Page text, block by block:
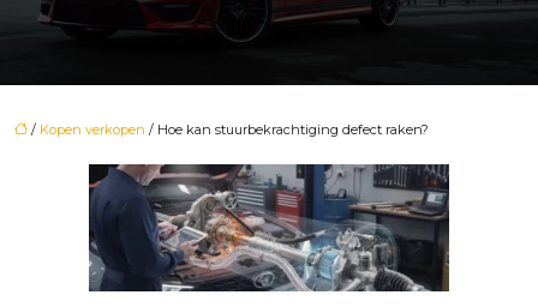
/ Kopen verkopen / Hoe kan stuurbekrachtiging defect raken?